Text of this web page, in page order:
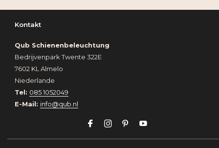
Kontakt
Qub Schienenbeleuchtung
Bedrijvenpark Twente 322E
7602 KL Almelo
Niederlande
Tel: 085 1052049
E-Mail: info@qub.nl